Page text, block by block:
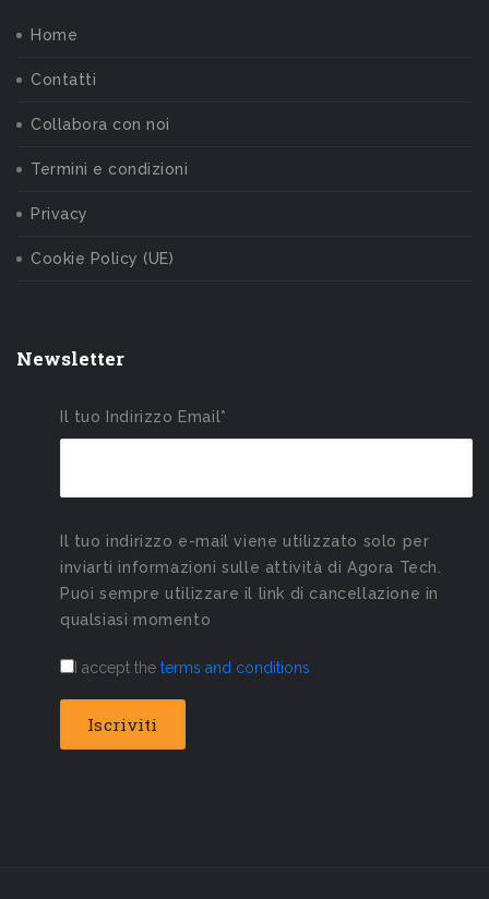
Home
Contatti
Collabora con noi
Termini e condizioni
Privacy
Cookie Policy (UE)
Newsletter
Il tuo Indirizzo Email*
Il tuo indirizzo e-mail viene utilizzato solo per
inviarti informazioni sulle attività di Agora Tech.
Puoi sempre utilizzare il link di cancellazione in
qualsiasi momento
I accept the terms and conditions